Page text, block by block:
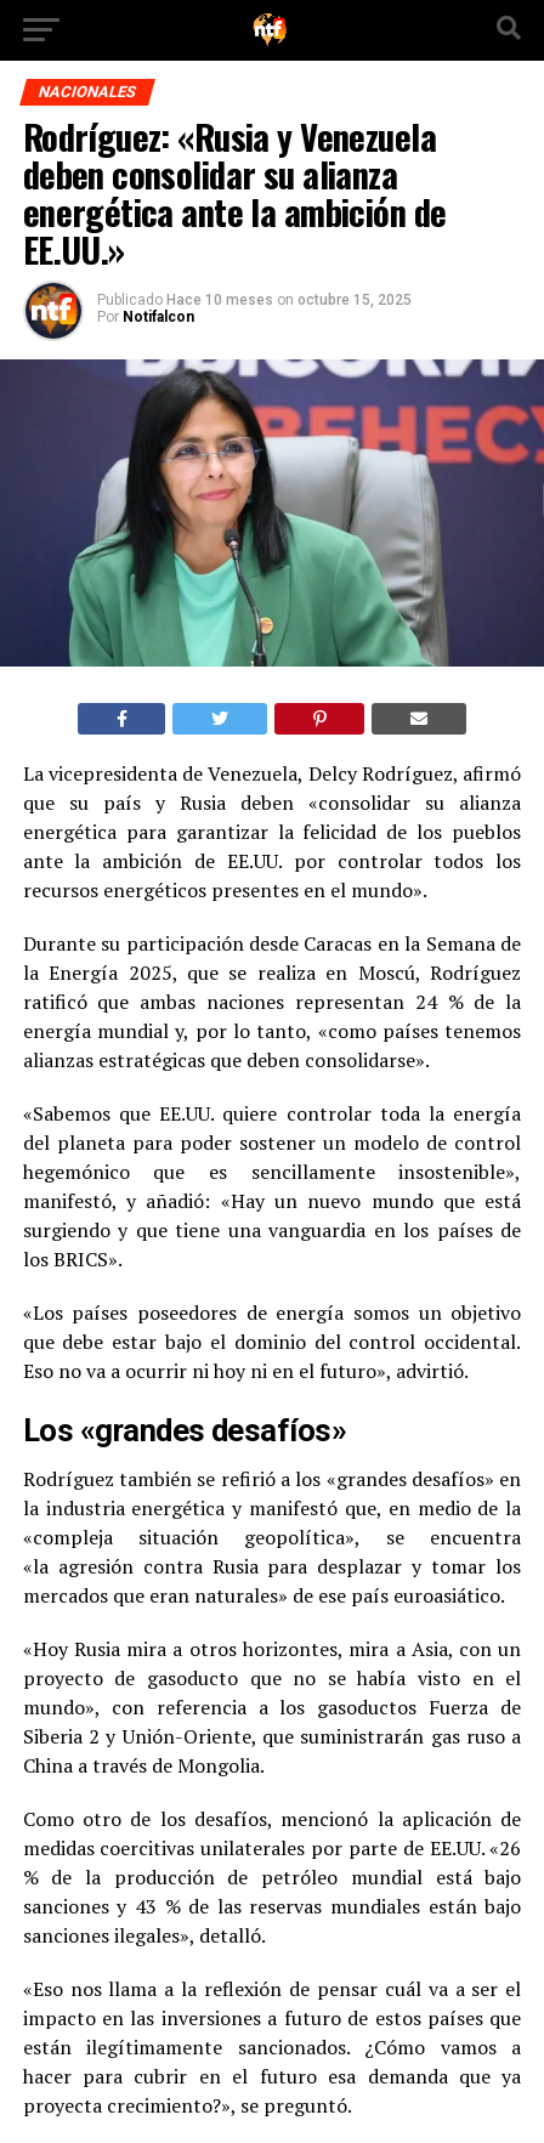
NACIONALES
Rodríguez: «Rusia y Venezuela
deben consolidar su alianza
energética ante la ambición de
EE.UU.»
Publicado Hace 10 meses on octubre 15, 2025
Por Notifalcon
La vicepresidenta de Venezuela, Delcy Rodríguez, afirmó
que su país y Rusia deben «consolidar su alianza
energética para garantizar la felicidad de los pueblos
ante la ambición de EE.UU. por controlar todos los
recursos energéticos presentes en el mundo».
Durante su participación desde Caracas en la Semana de
la Energía 2025, que se realiza en Moscú, Rodríguez
ratificó que ambas naciones representan 24 % de la
energía mundial y, por lo tanto, «como países tenemos
alianzas estratégicas que deben consolidarse».
«Sabemos que EE.UU. quiere controlar toda la energía
del planeta para poder sostener un modelo de control
hegemónico que es sencillamente insostenible»,
manifestó, y añadió: «Hay un nuevo mundo que está
surgiendo y que tiene una vanguardia en los países de
los BRICS».
«Los países poseedores de energía somos un objetivo
que debe estar bajo el dominio del control occidental.
Eso no va a ocurrir ni hoy ni en el futuro», advirtió.
Los «grandes desafíos»
Rodríguez también se refirió a los «grandes desafíos» en
la industria energética y manifestó que, en medio de la
«compleja situación geopolítica», se encuentra
«la agresión contra Rusia para desplazar y tomar los
mercados que eran naturales» de ese país euroasiático.
«Hoy Rusia mira a otros horizontes, mira a Asia, con un
proyecto de gasoducto que no se había visto en el
mundo», con referencia a los gasoductos Fuerza de
Siberia 2 y Unión-Oriente, que suministrarán gas ruso a
China a través de Mongolia.
Como otro de los desafíos, mencionó la aplicación de
medidas coercitivas unilaterales por parte de EE.UU. «26
% de la producción de petróleo mundial está bajo
sanciones y 43 % de las reservas mundiales están bajo
sanciones ilegales», detalló.
«Eso nos llama a la reflexión de pensar cuál va a ser el
impacto en las inversiones a futuro de estos países que
están ilegítimamente sancionados. ¿Cómo vamos a
hacer para cubrir en el futuro esa demanda que ya
proyecta crecimiento?», se preguntó.